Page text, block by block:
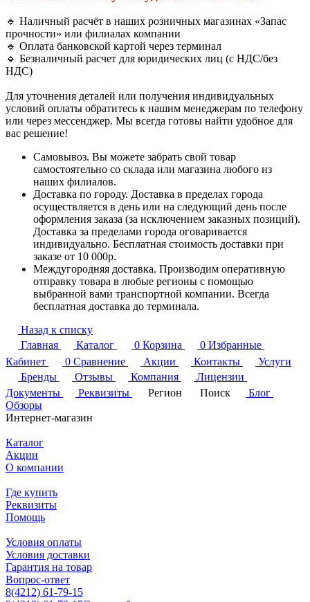
🔹 Наличный расчёт в наших розничных магазинах «Запас
прочности» или филиалах компании
🔹 Оплата банковской картой через терминал
🔹 Безналичный расчет для юридических лиц (с НДС/без
НДС)
Для уточнения деталей или получения индивидуальных
условий оплаты обратитесь к нашим менеджерам по телефону
или через мессенджер. Мы всегда готовы найти удобное для
вас решение!
Самовывоз. Вы можете забрать свой товар
самостоятельно со склада или магазина любого из
наших филиалов.
Доставка по городу. Доставка в пределах города
осуществляется в день или на следующий день после
оформления заказа (за исключением заказных позиций).
Доставка за пределами города оговаривается
индивидуально. Бесплатная стоимость доставки при
заказе от 10 000р.
Междугородняя доставка. Производим оперативную
отправку товара в любые регионы с помощью
выбранной вами транспортной компании. Всегда
бесплатная доставка до терминала.
Назад к списку
Главная
Каталог 0 Корзина 0 Избранные
Кабинет
0 Сравнение Акции Контакты
Услуги
Бренды
Отзывы Компания
Лицензии
Документы
Реквизиты Регион Поиск
Блог
Обзоры
Интернет-магазин
Каталог
Акции
О компании
Где купить
Реквизиты
Помощь
Условия оплаты
Условия доставки
Гарантия на товар
Вопрос-ответ
8(4212) 61-79-15